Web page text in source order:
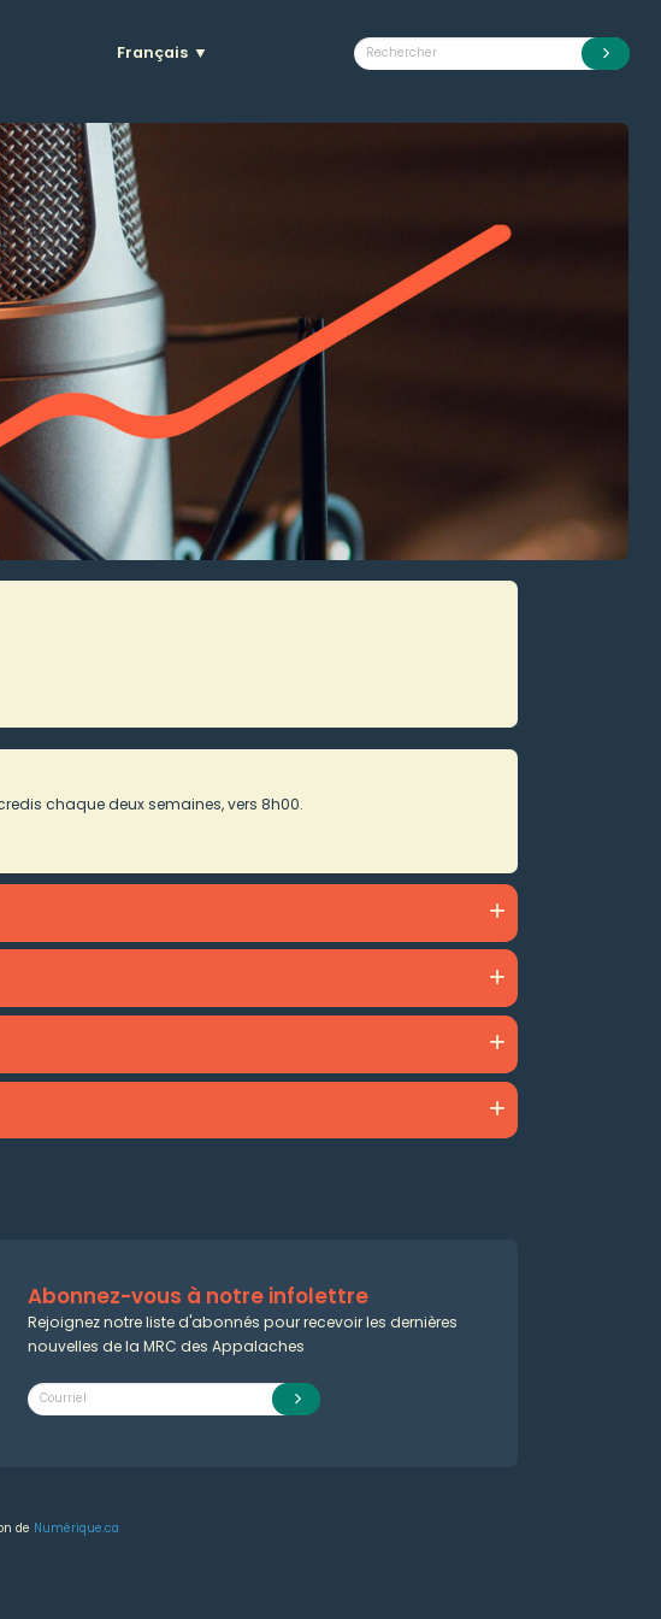
Français ▼
chaque deux semaines, vers 8h00.
Abonnez-vous à notre infolettre
Rejoignez notre liste d'abonnés pour recevoir les dernières
nouvelles de la MRC des Appalaches
de Numérique.ca